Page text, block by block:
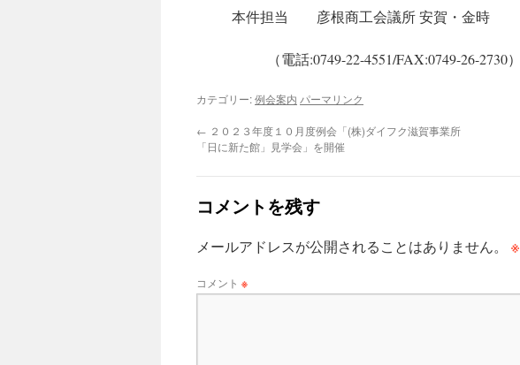
本件担当 彦根商工会議所 安賀・金時
（電話:0749-22-4551/FAX:0749-26-2730）
カテゴリー:例会案内 パーマリンク
← ２０２３年度１０月度例会「(株)ダイフク滋賀事業所
「日に新た館」見学会」を開催
コメントを残す
メールアドレスが公開されることはありません。 ※
コメント ※